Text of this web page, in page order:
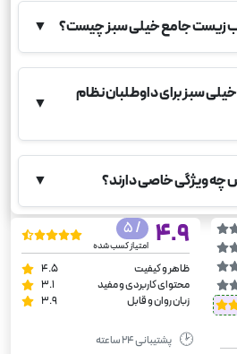
زیست جامع خیلی سبز چیست؟ ▼
سبز برای داوطلبان نظام
▼
چه ویژگی خاصی دارند؟ ▼
4.9
/ 5
امتیاز کسب شده
ظاهر و کیفیت
4.5
محتوای کاربردی و مفید
3.1
زبان روان و قابل
3.9
🕑 پشتیبانی ۲۴ ساعته